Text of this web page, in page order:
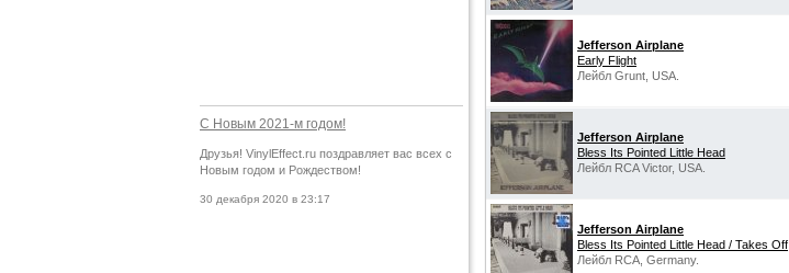
С Новым 2021-м годом!
Друзья! VinylEffect.ru поздравляет вас всех с
Новым годом и Рождеством!
30 декабря 2020 в 23:17
Jefferson Airplane
Early Flight
Лейбл Grunt, USA.
Jefferson Airplane
Bless Its Pointed Little Head
Лейбл RCA Victor, USA.
Jefferson Airplane
Bless Its Pointed Little Head / Takes Off
Лейбл RCA, Germany.